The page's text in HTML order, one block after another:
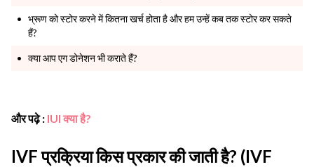
भ्रूण को स्टोर करने में कितना खर्च होता है और हम उन्हें कब तक स्टोर कर सकते
हैं?
क्या आप एग डोनेशन भी कराते हैं?
और पढ़े : IUI क्या है?
IVF प्रक्रिया किस प्रकार की जाती है? (IVF